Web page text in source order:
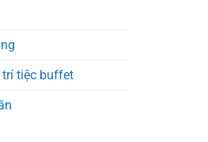
trí tiệc buffet